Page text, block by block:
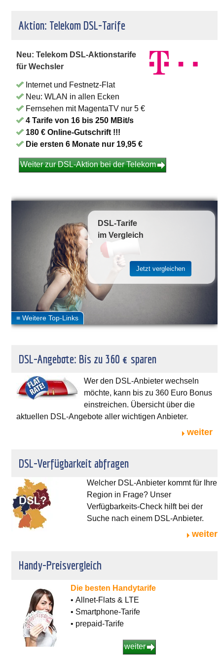
Aktion: Telekom DSL-Tarife
Neu: Telekom DSL-Aktionstarife
für Wechsler
Internet und Festnetz-Flat
Neu: WLAN in allen Ecken
Fernsehen mit MagentaTV nur 5 €
4 Tarife von 16 bis 250 MBit/s
180 € Online-Gutschrift !!!
Die ersten 6 Monate nur 19,95 €
Weiter zur DSL-Aktion bei der Telekom
DSL-Tarife
im Vergleich
DSL-Angebote: Bis zu 360 € sparen
Wer den DSL-Anbieter wechseln
möchte, kann bis zu 360 Euro Bonus
einstreichen. Übersicht über die
aktuellen DSL-Angebote aller wichtigen Anbieter.
weiter
DSL-Verfügbarkeit abfragen
Welcher DSL-Anbieter kommt für Ihre
Region in Frage? Unser
Verfügbarkeits-Check hilft bei der
Suche nach einem DSL-Anbieter.
weiter
Handy-Preisvergleich
Die besten Handytarife
• Allnet-Flats & LTE
• Smartphone-Tarife
• prepaid-Tarife
weiter